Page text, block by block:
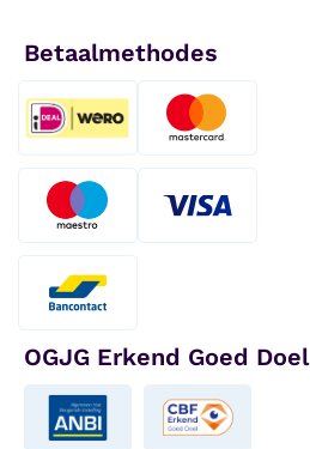
Betaalmethodes
OGJG Erkend Goed Doel